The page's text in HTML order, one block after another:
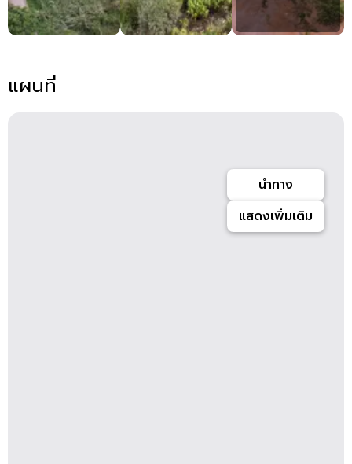
แผนที่
นำทาง
แสดงเพิ่มเติม